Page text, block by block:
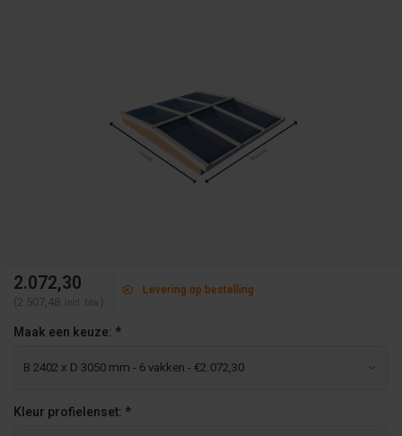
2.072,30
(2.507,48 Incl. btw )
Levering op bestelling
Maak een keuze: *
Kleur profielenset: *